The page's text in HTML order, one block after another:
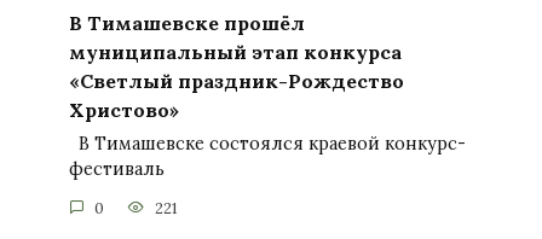
В Тимашевске прошёл
муниципальный этап конкурса
«Светлый праздник-Рождество
Христово»
В Тимашевске состоялся краевой конкурс-
фестиваль
0 221